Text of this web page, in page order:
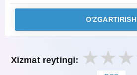
O'ZGARTIRISH
Xizmat reytingi: